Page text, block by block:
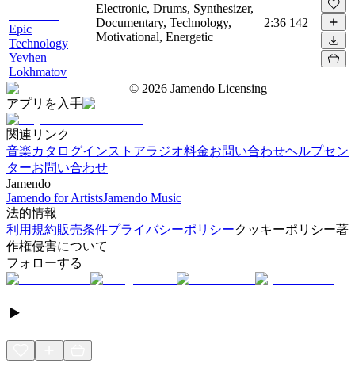
Epic
Technology
Yevhen
Lokhmatov
Electronic, Drums, Synthesizer,
Documentary, Technology,
Motivational, Energetic
2:36 142
© 2026 Jamendo Licensing
アプリを入手
関連リンク
音楽カタログインストアラジオ料金お問い合わせヘルプセン
ターお問い合わせ
Jamendo
Jamendo for ArtistsJamendo Music
法的情報
利用規約販売条件プライバシーポリシークッキーポリシー著
作権侵害について
フォローする